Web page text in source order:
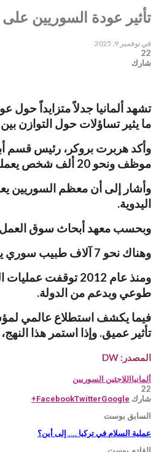
تأثير عودة السوريين
في نوفمبر 9, 2025
22
شارك
تشهد ألمانيا جدلاً متزايداً
ما يثير تساؤلات حول التوازن
موظف ونحو 20 ألف شخص يعملون لحسابهم الخاص”، مضيفاً: “إذا اختفى هؤلاء، لن نجد بدائل لهم، ما سيؤدي إلى نقص في الخدمات وارتفاع في الأسعار”.
وأشار إلى أن معظم السوريين
اليدوية.
وبحسب معهد أبحاث سوق العمل والتوظيف، يعمل في ألمانيا نحو 60 بالمائة من
وهناك نحو 7 آلاف طبيب سوري يحملون جوازات سفر سورية ويعملون في المستشفيات الألمانية، بحسب أرقام غرفة الأطباء الألمانية.
طوعي وبدعم من الدولة.
فيما يكشف استطلاع عالمي
تأثير عميق. وإذا استمر هذا
المصدر: DW
ألمانيا اللاجئين السوريين
22
شارك
FacebookTwitterGoogle+
السابق بوست
عملية السلام في تركيا …. إلى أين؟